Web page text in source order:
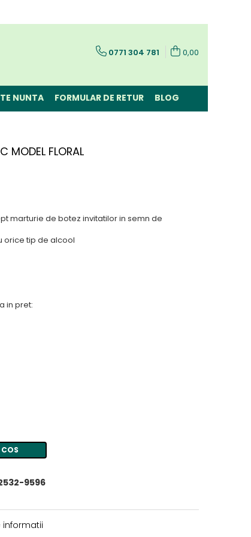
0771 304 781 0,00
NUNTA FORMULAR DE RETUR BLOG
MODEL FLORAL
marturie de botez invitatilor in semn de
orice tip de alcool
in pret:
9596
informatii